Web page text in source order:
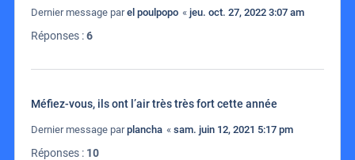
Dernier message parel poulpopo « jeu. oct. 27, 2022 3:07 am
Réponses :6
Méfiez-vous, ils ont l’air très très fort cette année
Dernier message parplancha « sam. juin 12, 2021 5:17 pm
Réponses : 10